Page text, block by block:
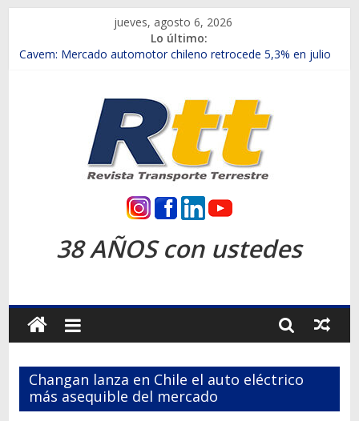
contenido
jueves, agosto 6, 2026
Lo último:
Chile es el primer mercado internacional en lanzar la nueva
Salfa suma vehículos electrificados de Chevrolet en el Biobío
Samex amplía su red con nuevas sucursales en Rancagua y
SINOTRUK Pick-ups presentó la recién estrenada Bolden en
la Expo Compras Públicas 2026
Revista
Transporte
Terrestre
Autos,
camiones,
motos,
38 AÑOS con ustedes
Changan lanza en Chile el auto eléctrico
más asequible del mercado